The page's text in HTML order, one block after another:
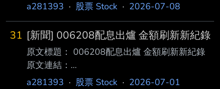
a281393 · 股票 Stock · 2026-07-08
31 [新聞] 006208配息出爐 金額刷新新紀錄
原文標題： 006208配息出爐 金額刷新新紀錄
原文連結：
https://money.udn.com/money/story/5618/9597
a281393 · 股票 Stock · 2026-07-01